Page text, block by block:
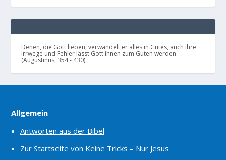
Denen, die Gott lieben, verwandelt er alles in Gutes, auch ihre
Irrwege und Fehler lässt Gott ihnen zum Guten werden.
(Augustinus, 354 - 430)
Allgemein
Antworten aus der Bibel
Zur Startseite von Keine Tricks – Nur Jesus